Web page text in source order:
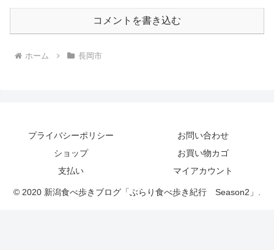
コメントを書き込む
ホーム 長岡市
プライバシーポリシー
お問い合わせ
ショップ
お買い物カゴ
支払い
マイアカウント
© 2020 新潟食べ歩きブログ「ぶらり食べ歩き紀行 Season2」.